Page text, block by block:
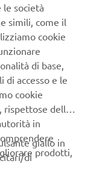
Yamaha.
simili, come il
cookie
di base,
accesso e le
cookie
della
in
prodotti,
giallo in
di